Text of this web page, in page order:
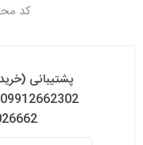
کد
💡🛎️